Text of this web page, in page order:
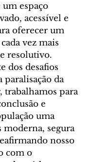
um espaço
acessível e
oferecer um
vez mais
resolutivo.
dos desafios
paralisação da
trabalhamos para
e
uma
moderna, segura
nosso
com o